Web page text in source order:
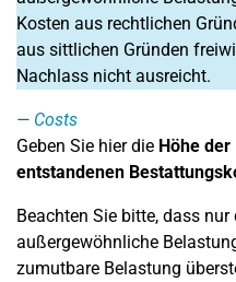
Kosten aus rechtlichen
aus sittlichen Gründen
Nachlass nicht ausreicht.
Costs
Geben Sie hier die Höhe der
entstandenen
Beachten Sie bitte, dass
außergewöhnliche
zumutbare Belastung